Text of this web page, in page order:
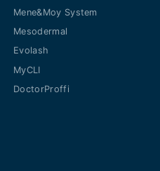
Mene&Moy System
Mesodermal
Evolash
MyCLI
DoctorProffi